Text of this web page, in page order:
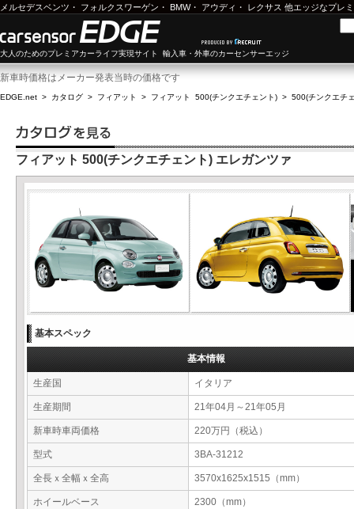
メルセデスベンツ ・ フォルクスワーゲン ・ BMW・ アウディ ・ レクサス 他エッジなプレ
大人のためのプレミアカーライフ実現サイト 輸入車・外車のカーセンサーエッジ
新車時価格はメーカー発表当時の価格です
EDGE.net > カタログ > フィアット > フィアット 500(チンクエチェント) > 500(チンクエチ
フィアット 500(チンクエチェント) エレガンツァ
基本スペック
基本情報
生産国 イタリア
生産期間 21年04月～21年05月
新車時車両価格 220万円（税込）
型式 3BA-31212
全長ｘ全幅ｘ全高 3570x1625x1515（mm）
ホイールベース 2300（mm）